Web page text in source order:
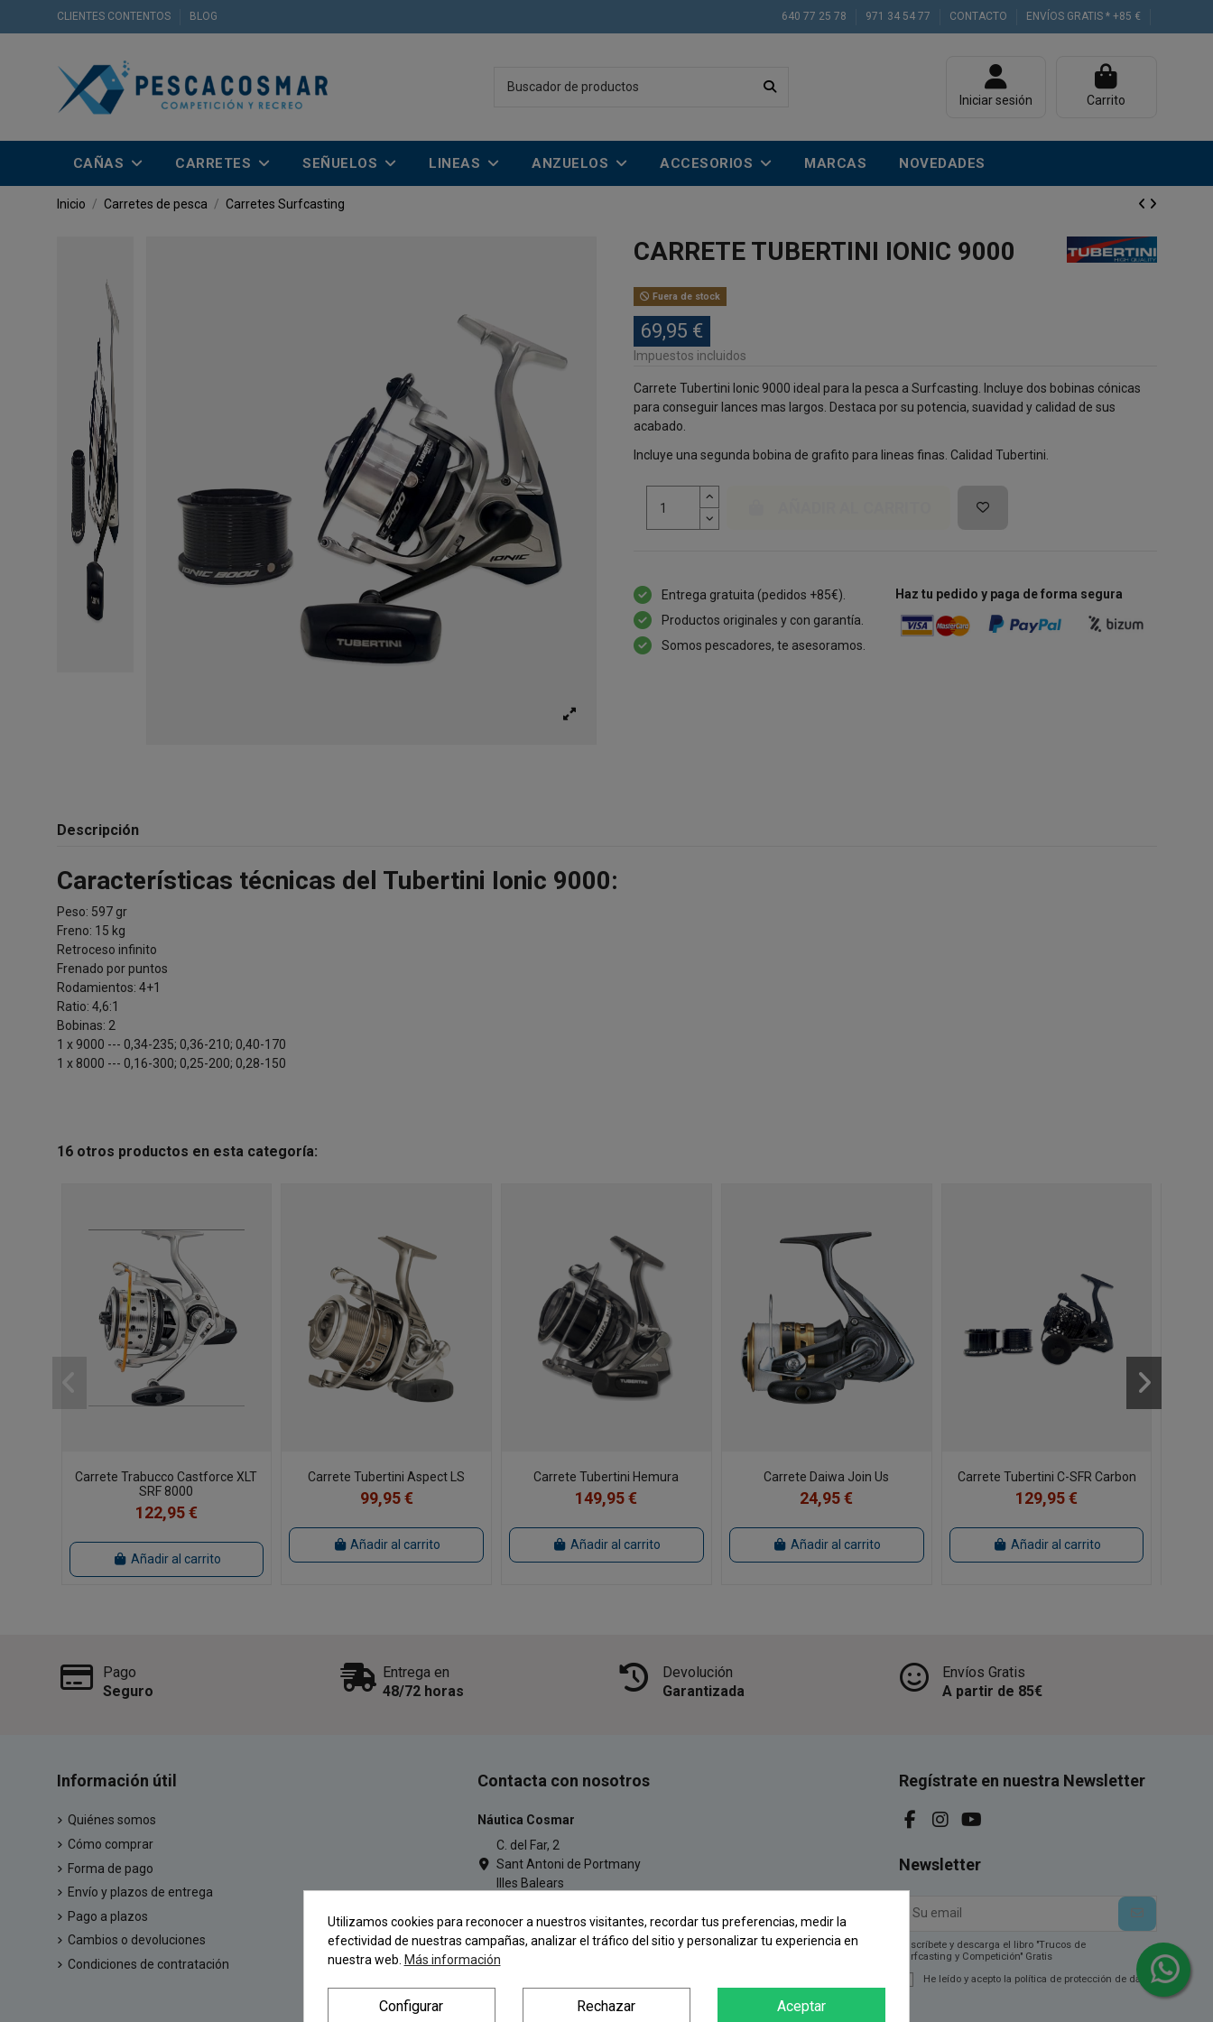
CLIENTES CONTENTOS BLOG 640 77 25 78 971 34 54 77 CONTACTO ENVÍOS GRATIS * +85 €
Iniciar sesión Carrito
CAÑAS CARRETES SEÑUELOS LINEAS ANZUELOS ACCESORIOS MARCAS NOVEDADES
Inicio Carretes de pesca Carretes Surfcasting
CARRETE TUBERTINI IONIC 9000
Fuera de stock
69,95 €
Impuestos incluidos
Carrete Tubertini Ionic 9000 ideal para la pesca a Surfcasting. Incluye dos bobinas cónicas
para conseguir lances mas largos. Destaca por su potencia, suavidad y calidad de sus
acabado.
Incluye una segunda bobina de grafito para lineas finas. Calidad Tubertini.
Entrega gratuita (pedidos +85€).
Productos originales y con garantía.
Somos pescadores, te asesoramos.
Haz tu pedido y paga de forma segura
Descripción
Características técnicas del Tubertini Ionic 9000:
Peso: 597 gr
Freno: 15 kg
Retroceso infinito
Frenado por puntos
Rodamientos: 4+1
Ratio: 4,6:1
Bobinas: 2
1 x 9000 --- 0,34-235; 0,36-210; 0,40-170
1 x 8000 --- 0,16-300; 0,25-200; 0,28-150
16 otros productos en esta categoría:
Carrete Trabucco Castforce XLT
SRF 8000
122,95 €
Añadir al carrito
Carrete Tubertini Aspect LS
99,95 €
Añadir al carrito
Carrete Tubertini Hemura
149,95 €
Añadir al carrito
Carrete Daiwa Join Us
24,95 €
Añadir al carrito
Carrete Tubertini C-SFR Carbon
129,95 €
Añadir al carrito
Pago
Seguro
Entrega en
48/72 horas
Devolución
Garantizada
Envíos Gratis
A partir de 85€
Información útil
Quiénes somos
Cómo comprar
Forma de pago
Envío y plazos de entrega
Pago a plazos
Cambios o devoluciones
Condiciones de contratación
Contacta con nosotros
Náutica Cosmar
C. del Far, 2
Sant Antoni de Portmany
Illes Balears
pescacosmar@gmail.com
Regístrate en nuestra Newsletter
Newsletter
Suscríbete y descarga el libro "Trucos de
Surfcasting y Competición" Gratis
He leído y acepto la política de protección de datos.
Utilizamos cookies para reconocer a nuestros visitantes, recordar tus preferencias, medir la
efectividad de nuestras campañas, analizar el tráfico del sitio y personalizar tu experiencia en
nuestra web. Más información
Configurar Rechazar Aceptar